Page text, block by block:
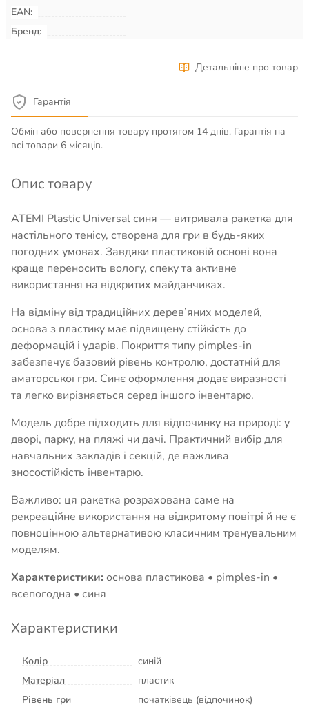
EAN:
Бренд:
Детальніше про товар
Гарантія
Обмін або повернення товару протягом 14 днів. Гарантія на
всі товари 6 місяців.
Опис товару
ATEMI Plastic Universal синя — витривала ракетка для
настільного тенісу, створена для гри в будь-яких
погодних умовах. Завдяки пластиковій основі вона
краще переносить вологу, спеку та активне
використання на відкритих майданчиках.
На відміну від традиційних дерев’яних моделей,
основа з пластику має підвищену стійкість до
деформацій і ударів. Покриття типу pimples-in
забезпечує базовий рівень контролю, достатній для
аматорської гри. Синє оформлення додає виразності
та легко вирізняється серед іншого інвентарю.
Модель добре підходить для відпочинку на природі: у
дворі, парку, на пляжі чи дачі. Практичний вибір для
навчальних закладів і секцій, де важлива
зносостійкість інвентарю.
Важливо: ця ракетка розрахована саме на
рекреаційне використання на відкритому повітрі й не є
повноцінною альтернативою класичним тренувальним
моделям.
Характеристики: основа пластикова • pimples-in •
всепогодна • синя
Характеристики
Колір
синій
Матеріал
пластик
Рівень гри
початківець (відпочинок)